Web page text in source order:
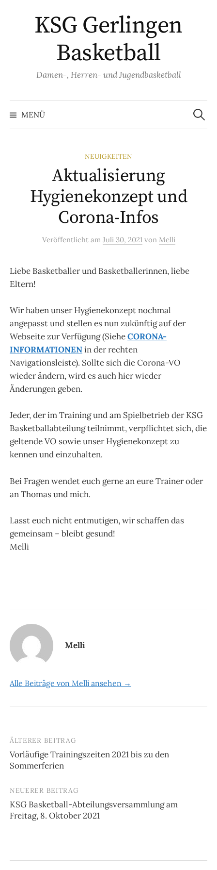
KSG Gerlingen
Basketball
Damen-, Herren- und Jugendbasketball
MENÜ
Suchen
nach:
NEUIGKEITEN
Aktualisierung
Hygienekonzept und
Corona-Infos
Veröffentlicht am Juli 30, 2021 von Melli
Liebe Basketballer und Basketballerinnen, liebe
Eltern!
Wir haben unser Hygienekonzept nochmal
angepasst und stellen es nun zukünftig auf der
Webseite zur Verfügung (SieheCORONA-
INFORMATIONENin der rechten
Navigationsleiste). Sollte sich die Corona-VO
wieder ändern, wird es auch hier wieder
Änderungen geben.
Jeder, der im Training und am Spielbetrieb der KSG
Basketballabteilung teilnimmt, verpflichtet sich, die
geltende VO sowie unser Hygienekonzept zu
kennen und einzuhalten.
Bei Fragen wendet euch gerne an eure Trainer oder
an Thomas und mich.
Lasst euch nicht entmutigen, wir schaffen das
gemeinsam – bleibt gesund!
Melli
Melli
Alle Beiträge von Melli ansehen →
Beitrags-
Navigation
ÄLTERER BEITRAG
Vorläufige Trainingszeiten 2021 bis zu den
Sommerferien
NEUERER BEITRAG
KSG Basketball-Abteilungsversammlung am
Freitag, 8. Oktober 2021